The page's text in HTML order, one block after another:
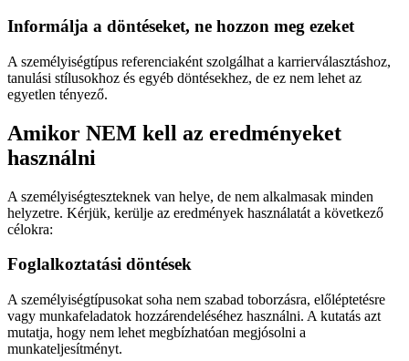
Informálja a döntéseket, ne hozzon meg ezeket
A személyiségtípus referenciaként szolgálhat a karrierválasztáshoz,
tanulási stílusokhoz és egyéb döntésekhez, de ez nem lehet az
egyetlen tényező.
Amikor NEM kell az eredményeket
használni
A személyiségteszteknek van helye, de nem alkalmasak minden
helyzetre. Kérjük, kerülje az eredmények használatát a következő
célokra:
Foglalkoztatási döntések
A személyiségtípusokat soha nem szabad toborzásra, előléptetésre
vagy munkafeladatok hozzárendeléséhez használni. A kutatás azt
mutatja, hogy nem lehet megbízhatóan megjósolni a
munkateljesítményt.